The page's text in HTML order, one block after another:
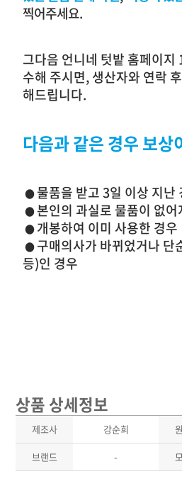
찍어주세요.
그다음 언니네 텃밭 홈페이지
수해 주시면, 생산자와 연락
해드립니다.
다음과 같은 경우 보상
● 물품을 받고 3일 이상 지난
●본인의 과실로 물품이 없
● 개봉하여 이미 사용한 경우
● 구매의사가 바뀌었거나 단
등)인 경우
상품 상세정보
제조사 강순희
브랜드 -